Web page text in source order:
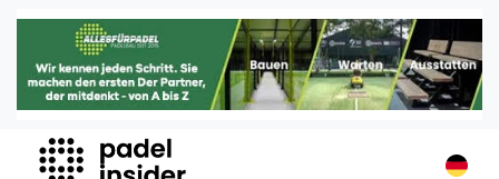
Padel Insider
Home
Organisationen